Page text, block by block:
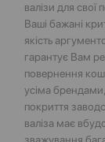
валізи для
Ваші бажані
якість
гарантує Вам
повернення
усіма
покриття
валіза має